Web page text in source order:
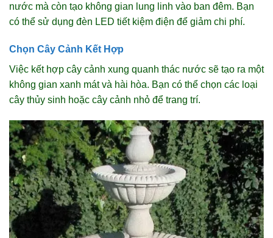
nước mà còn tạo không gian lung linh vào ban đêm. Bạn
có thể sử dụng đèn LED tiết kiệm điện để giảm chi phí.
Chọn Cây Cảnh Kết Hợp
Việc kết hợp cây cảnh xung quanh thác nước sẽ tạo ra một
không gian xanh mát và hài hòa. Bạn có thể chọn các loại
cây thủy sinh hoặc cây cảnh nhỏ để trang trí.